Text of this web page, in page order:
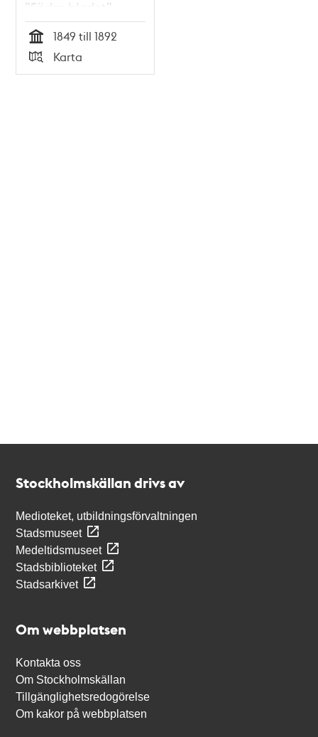
”Södra bladet”,
översett 1892
Tid
1849 till 1892
Typ
Karta
Stockholmskällan drivs av
Medioteket, utbildningsförvaltningen
Stadsmuseet
Medeltidsmuseet
Stadsbiblioteket
Stadsarkivet
Om webbplatsen
Kontakta oss
Om Stockholmskällan
Tillgänglighetsredogörelse
Om kakor på webbplatsen